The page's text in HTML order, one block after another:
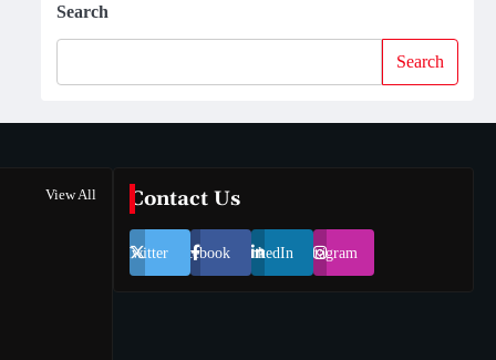
Search
Search
View All Contact Us
Twitter Facebook LinkedIn Instagram